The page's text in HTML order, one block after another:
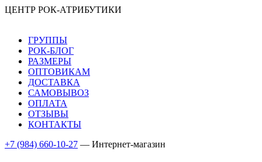
ЦЕНТР РОК-АТРИБУТИКИ
ГРУППЫ
РОК-БЛОГ
РАЗМЕРЫ
ОПТОВИКАМ
ДОСТАВКА
САМОВЫВОЗ
ОПЛАТА
ОТЗЫВЫ
КОНТАКТЫ
+7 (984) 660-10-27 — Интернет-магазин